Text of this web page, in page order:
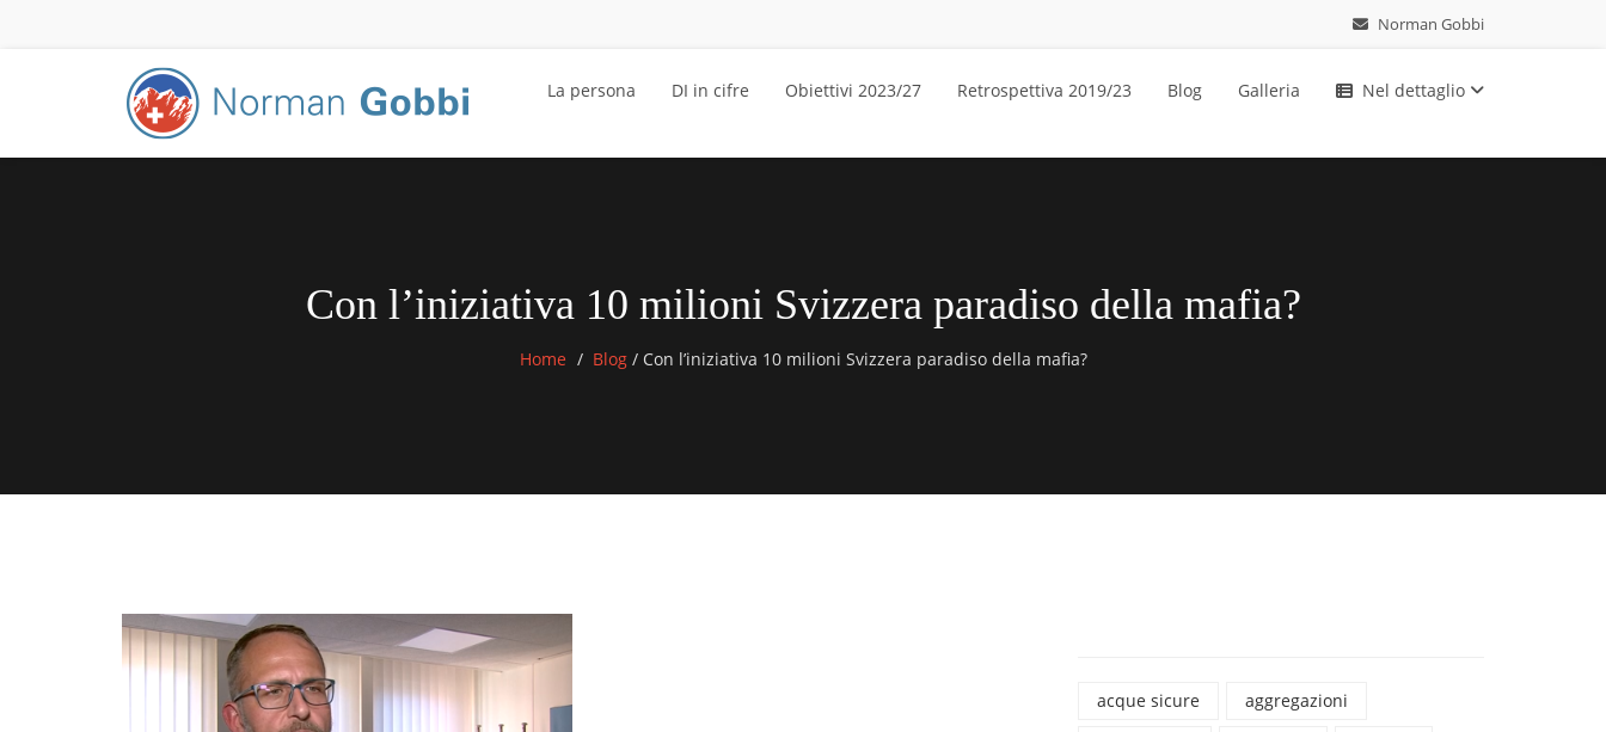
Norman Gobbi
La persona DI in cifre Obiettivi 2023/27 Retrospettiva 2019/23 Blog Galleria Nel dettaglio
Con l’iniziativa 10 milioni Svizzera paradiso della mafia?
Home Blog /Con l’iniziativa 10 milioni Svizzera paradiso della mafia?
acque sicure
aggregazioni